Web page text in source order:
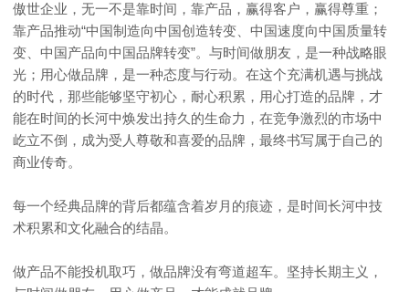
傲世企业，无一不是靠时间，靠产品，赢得客户，赢得尊重；
靠产品推动“中国制造向中国创造转变、中国速度向中国质量转
变、中国产品向中国品牌转变”。与时间做朋友，是一种战略眼
光；用心做品牌，是一种态度与行动。在这个充满机遇与挑战
的时代，那些能够坚守初心，耐心积累，用心打造的品牌，才
能在时间的长河中焕发出持久的生命力，在竞争激烈的市场中
屹立不倒，成为受人尊敬和喜爱的品牌，最终书写属于自己的
商业传奇。
每一个经典品牌的背后都蕴含着岁月的痕迹，是时间长河中技
术积累和文化融合的结晶。
做产品不能投机取巧，做品牌没有弯道超车。坚持长期主义，